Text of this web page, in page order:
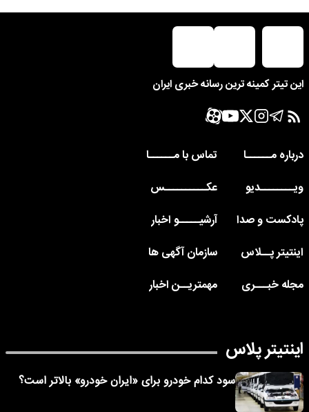
این تیتر کمینه ترین رسانه خبری ایران
درباره مــــــا
تماس با مــــــا
ویــــــــدیو
عکــــــــــس
پادکست و صدا
آرشیـــــو اخبار
اینتیتر پــلاس
سازمان آگهی ها
مجله خبـــری
مهمتریــن اخبار
اینتیتر پلاس
سود کدام خودرو برای «ایران خودرو» بالاتر است؟